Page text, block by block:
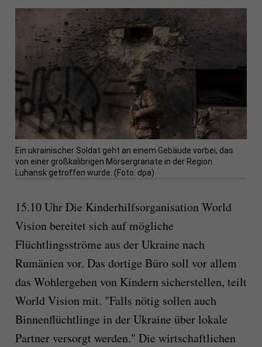
Ein ukrainischer Soldat geht an einem Gebäude vorbei, das
von einer großkalibrigen Mörsergranate in der Region
Luhansk getroffen wurde. (Foto: dpa)
15.10 Uhr Die Kinderhilfsorganisation World
Vision bereitet sich auf mögliche
Flüchtlingsströme aus der Ukraine nach
Rumänien vor. Das dortige Büro soll vor allem
das Wohlergehen von Kindern sicherstellen, teilt
World Vision mit. "Falls nötig sollen auch
Binnenflüchtlinge in der Ukraine über lokale
Partner versorgt werden." Die wirtschaftlichen